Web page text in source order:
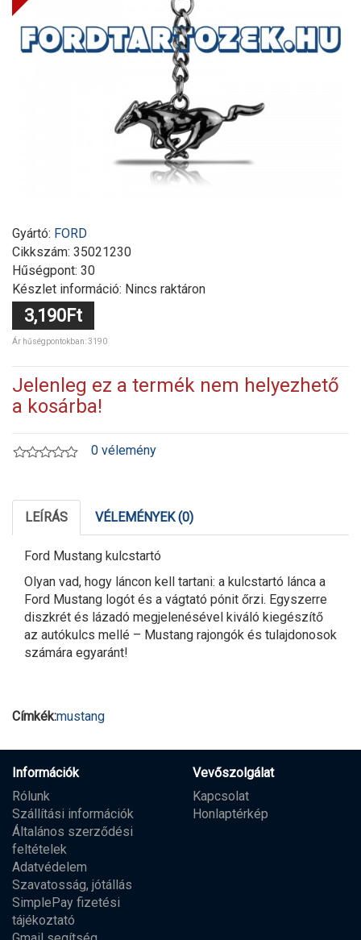
Gyártó: FORD
Cikkszám: 35021230
Hűségpont: 30
Készlet információ: Nincs raktáron
3,190Ft
Ár hűségpontokban: 3190
Jelenleg ez a termék nem helyezhető
a kosárba!
0 vélemény
LEÍRÁS VÉLEMÉNYEK (0)
Ford Mustang kulcstartó
Olyan vad, hogy láncon kell tartani: a kulcstartó lánca a
Ford Mustang logót és a vágtató pónit őrzi. Egyszerre
diszkrét és lázadó megjelenésével kiváló kiegészítő
az autókulcs mellé – Mustang rajongók és tulajdonosok
számára egyaránt!
Címkék:mustang
Információk
Rólunk
Szállítási információk
Általános szerződési
feltételek
Adatvédelem
Szavatosság, jótállás
SimplePay fizetési
tájékoztató
Vevőszolgálat
Kapcsolat
Honlaptérkép